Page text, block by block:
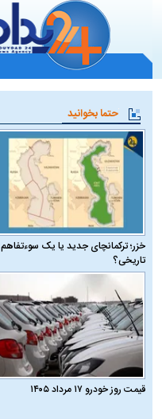
حتما بخوانید
خزر؛ ترکمانچای جدید یا یک سوءتفاهم
تاریخی؟
قیمت روز خودرو ۱۷ مرداد ۱۴۰۵